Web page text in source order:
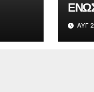
ΑΥΓ